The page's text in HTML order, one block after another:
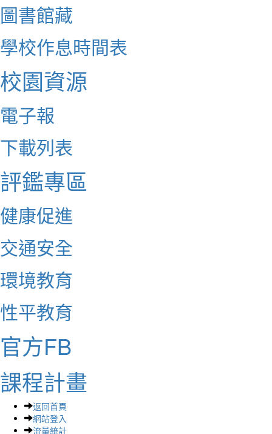
圖書館藏
學校作息時間表
校園資源
電子報
下載列表
評鑑專區
健康促進
交通安全
環境教育
性平教育
官方FB
課程計畫
返回首頁
網站登入
流量統計